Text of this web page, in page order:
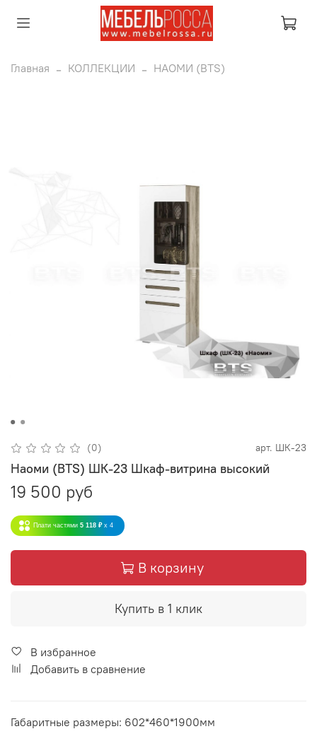
Главная КОЛЛЕКЦИИ НАОМИ (BTS)
(0) арт. ШК-23
Наоми (BTS) ШК-23 Шкаф-витрина высокий
19 500 руб
Плати частями 5 118 ₽ x 4
В корзину
Купить в 1 клик
В избранное
Добавить в сравнение
Габаритные размеры: 602*460*1900мм